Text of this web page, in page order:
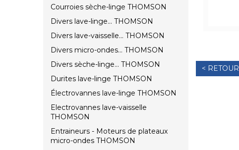
Courroies sèche-linge THOMSON
Divers lave-linge... THOMSON
Divers lave-vaisselle... THOMSON
Divers micro-ondes... THOMSON
Divers sèche-linge... THOMSON
Durites lave-linge THOMSON
Électrovannes lave-linge THOMSON
Electrovannes lave-vaisselle
THOMSON
Entraineurs - Moteurs de plateaux
micro-ondes THOMSON
< RETOUR